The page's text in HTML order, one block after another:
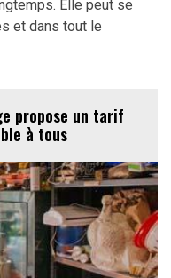
Elle peut se
et dans tout le
propose un tarif
à tous